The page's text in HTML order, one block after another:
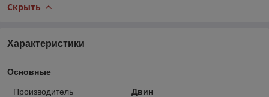
Скрыть
Характеристики
Основные
Производитель
Двин